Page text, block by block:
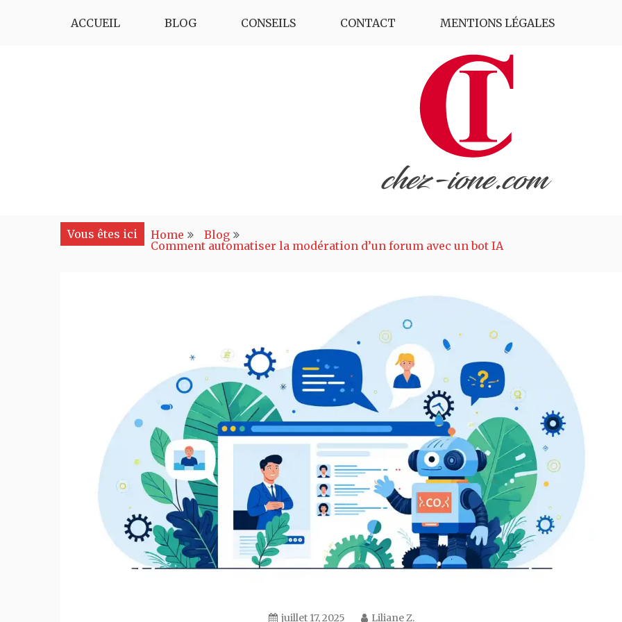
ACCUEIL BLOG CONSEILS CONTACT MENTIONS LÉGALES
chez-ione
Vous êtes ici
Home
Blog
Comment automatiser la modération d’un forum avec un bot IA
juillet 17, 2025 Liliane Z.